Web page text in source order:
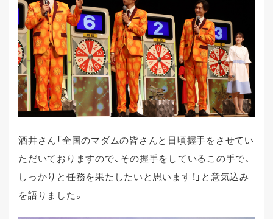
酒井さん「全国のマダムの皆さんと日頃握手をさせてい
ただいておりますので、その握手をしているこの手で、
しっかりと任務を果たしたいと思います！」と意気込み
を語りました。